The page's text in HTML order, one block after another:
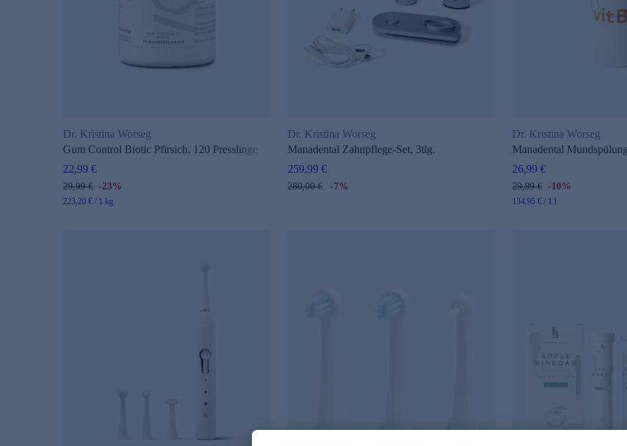
Dr. Kristina Worseg
Gum Control Biotic Pfirsich, 120 Presslinge
22,99 €
29,99 € -23%
223,20 € / 1 kg
Dr. Kristina Worseg
Manadental Zahnpflege-Set, 3tlg.
259,99 €
280,00 € -7%
Dr. Kristina Worseg
Manadental
26,99 €
29,99 € -10%
134,95 € / 1 l